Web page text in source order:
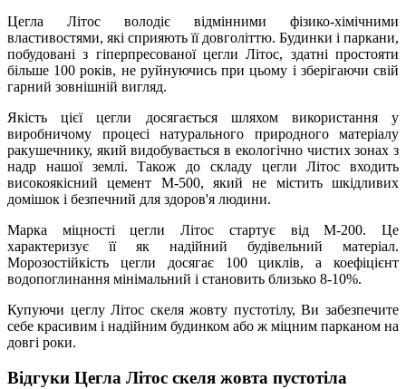
Цегла Літос володіє відмінними фізико-хімічними
властивостями, які сприяють її довголіттю. Будинки і паркани,
побудовані з гіперпресованої цегли Літос, здатні простояти
більше 100 років, не руйнуючись при цьому і зберігаючи свій
гарний зовнішній вигляд.
Якість цієї цегли досягається шляхом використання у
виробничому процесі натурального природного матеріалу
ракушечнику, який видобувається в екологічно чистих зонах з
надр нашої землі. Також до складу цегли Літос входить
високоякісний цемент М-500, який не містить шкідливих
домішок і безпечний для здоров'я людини.
Марка міцності цегли Літос стартує від М-200. Це
характеризує її як надійний будівельний матеріал.
Морозостійкість цегли досягає 100 циклів, а коефіцієнт
водопоглинання мінімальний і становить близько 8-10%.
Купуючи цеглу Літос скеля жовту пустотілу, Ви забезпечите
себе красивим і надійним будинком або ж міцним парканом на
довгі роки.
Відгуки Цегла Літос скеля жовта пустотіла